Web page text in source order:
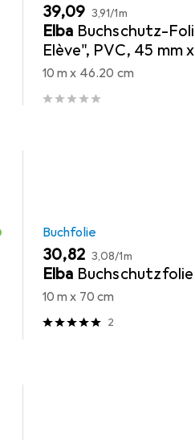
EUR
39,09 EUR
3,91/1m
Elba Buchschutz-
Elève", PVC, 45 mm
transparent, zum
Büchern
10 m x 46.20 cm
Buchfolie
EUR
30,82 EUR
3,08/1m
Elba Buchschutzfolie
10 m x 70 cm
2